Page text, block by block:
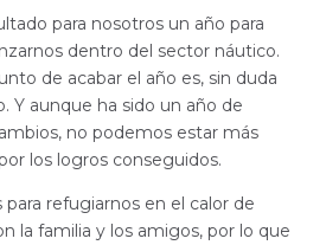
para nosotros un año para
dentro del sector náutico.
de acabar el año es, sin duda
Y aunque ha sido un año de
no podemos estar más
los logros conseguidos.
para refugiarnos en el calor de
la familia y los amigos, por lo que